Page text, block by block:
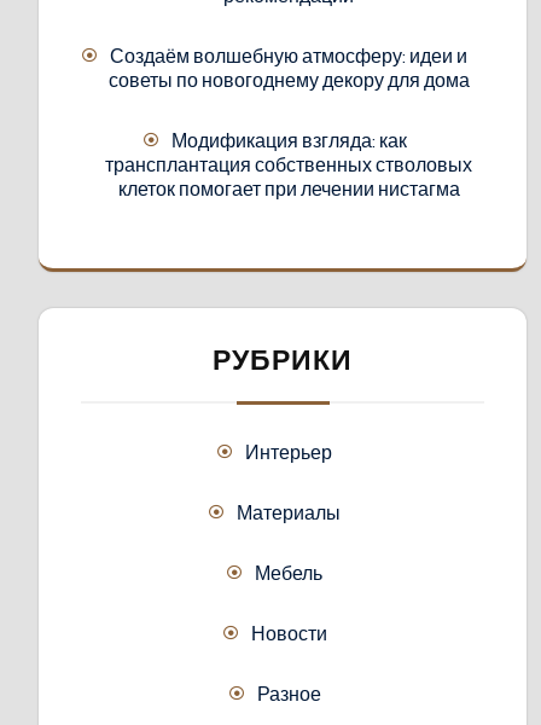
Создаём волшебную атмосферу: идеи и
советы по новогоднему декору для дома
Модификация взгляда: как
трансплантация собственных стволовых
клеток помогает при лечении нистагма
РУБРИКИ
Интерьер
Материалы
Мебель
Новости
Разное